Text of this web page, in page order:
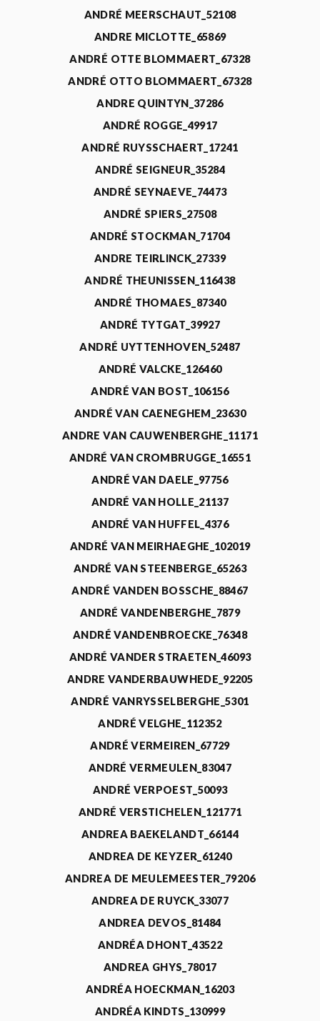
ANDRÉ MEERSCHAUT_52108
ANDRE MICLOTTE_65869
ANDRÉ OTTE BLOMMAERT_67328
ANDRÉ OTTO BLOMMAERT_67328
ANDRE QUINTYN_37286
ANDRÉ ROGGE_49917
ANDRÉ RUYSSCHAERT_17241
ANDRÉ SEIGNEUR_35284
ANDRÉ SEYNAEVE_74473
ANDRÉ SPIERS_27508
ANDRÉ STOCKMAN_71704
ANDRE TEIRLINCK_27339
ANDRÉ THEUNISSEN_116438
ANDRÉ THOMAES_87340
ANDRÉ TYTGAT_39927
ANDRÉ UYTTENHOVEN_52487
ANDRÉ VALCKE_126460
ANDRÉ VAN BOST_106156
ANDRÉ VAN CAENEGHEM_23630
ANDRE VAN CAUWENBERGHE_11171
ANDRÉ VAN CROMBRUGGE_16551
ANDRÉ VAN DAELE_97756
ANDRÉ VAN HOLLE_21137
ANDRÉ VAN HUFFEL_4376
ANDRÉ VAN MEIRHAEGHE_102019
ANDRÉ VAN STEENBERGE_65263
ANDRÉ VANDEN BOSSCHE_88467
ANDRÉ VANDENBERGHE_7879
ANDRÉ VANDENBROECKE_76348
ANDRÉ VANDER STRAETEN_46093
ANDRE VANDERBAUWHEDE_92205
ANDRÉ VANRYSSELBERGHE_5301
ANDRÉ VELGHE_112352
ANDRÉ VERMEIREN_67729
ANDRÉ VERMEULEN_83047
ANDRÉ VERPOEST_50093
ANDRÉ VERSTICHELEN_121771
ANDREA BAEKELANDT_66144
ANDREA DE KEYZER_61240
ANDREA DE MEULEMEESTER_79206
ANDREA DE RUYCK_33077
ANDREA DEVOS_81484
ANDRÉA DHONT_43522
ANDREA GHYS_78017
ANDRÉA HOECKMAN_16203
ANDRÉA KINDTS_130999